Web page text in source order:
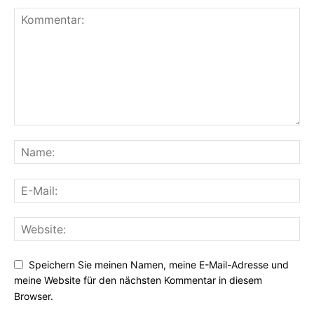
Speichern Sie meinen Namen, meine E-Mail-Adresse und
meine Website für den nächsten Kommentar in diesem
Browser.